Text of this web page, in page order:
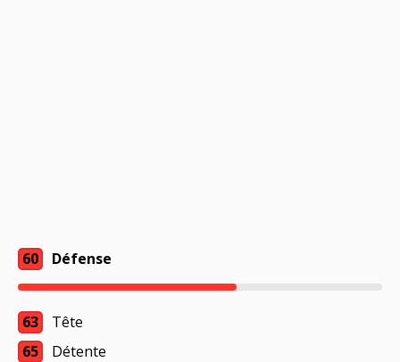
60 Défense
63
Tête
65
Détente